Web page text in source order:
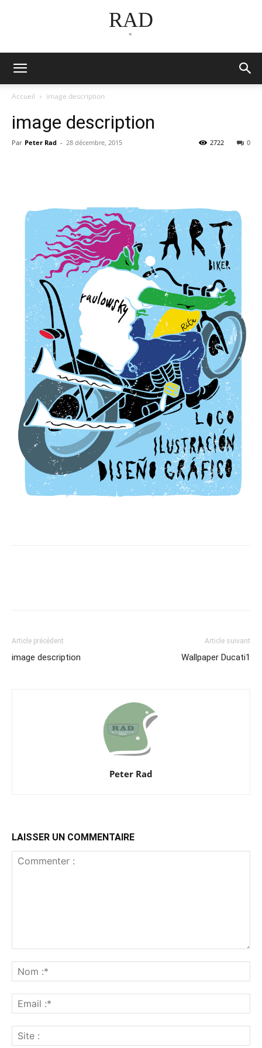
RAD
*
Accueil image description
image description
Par Peter Rad - 28 décembre, 2015 0
2722
Article précédent
image description
Article suivant
Wallpaper Ducati1
Peter Rad
LAISSER UN COMMENTAIRE